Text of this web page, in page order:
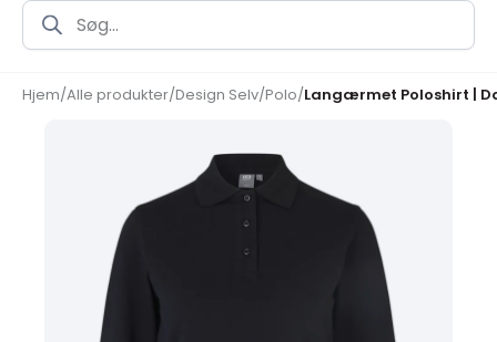
Products
search
Hjem/Alle produkter/Design Selv/Polo/Langærmet Poloshirt |